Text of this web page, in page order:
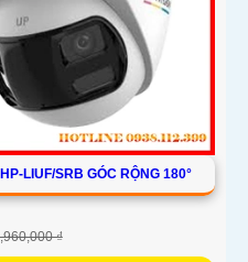
LIUF/SRB GÓC RỘNG 180°
₫